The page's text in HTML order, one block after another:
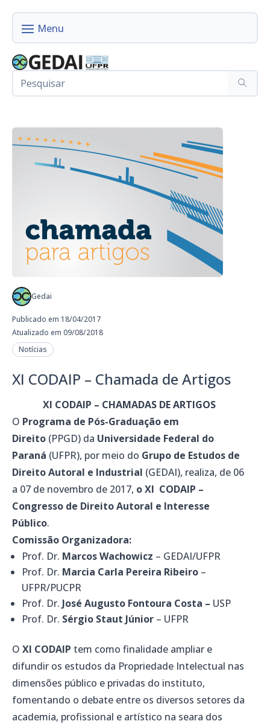
Gedai
Publicado em 18/04/2017
Atualizado em 09/08/2018
Notícias
XI CODAIP – Chamada de Artigos
XI CODAIP – CHAMADAS DE ARTIGOS
O Programa de Pós-Graduação em
Direito (PPGD) da Universidade Federal do
Paraná (UFPR), por meio do Grupo de Estudos de
Direito Autoral e Industrial (GEDAI), realiza, de 06
a 07 de novembro de 2017, o XI CODAIP –
Congresso de Direito Autoral e Interesse
Público.
Comissão Organizadora:
Prof. Dr. Marcos Wachowicz – GEDAI/UFPR
Prof. Dr. Marcia Carla Pereira Ribeiro –
UFPR/PUCPR
Prof. Dr. José Augusto Fontoura Costa – USP
Prof. Dr. Sérgio Staut Júnior – UFPR
O XI CODAIP tem como finalidade ampliar e
difundir os estudos da Propriedade Intelectual nas
dimensões público e privadas do instituto,
fomentando o debate entre os diversos setores da
academia, profissional e artístico na seara dos